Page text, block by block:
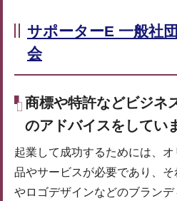
サポーターE 一般社
会
商標や特許などビジネ
のアドバイスをしてい
起業して成功するためには、
品やサービスが必要であり、
やロゴデザインなどのブラン